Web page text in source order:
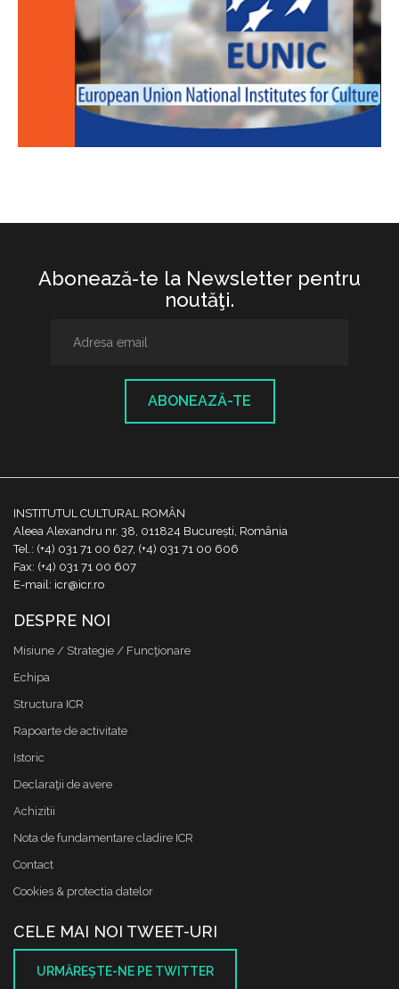
Abonează-te la Newsletter pentru
noutăţi.
ABONEAZĂ-TE
INSTITUTUL CULTURAL ROMÂN
Aleea Alexandru nr. 38, 011824 București, România
Tel.: (+4) 031 71 00 627, (+4) 031 71 00 606
Fax: (+4) 031 71 00 607
E-mail: icr@icr.ro
DESPRE NOI
Misiune / Strategie / Funcţionare
Echipa
Structura ICR
Rapoarte de activitate
Istoric
Declaraţii de avere
Achizitii
Nota de fundamentare cladire ICR
Contact
Cookies & protectia datelor
CELE MAI NOI TWEET-URI
URMĂREŞTE-NE PE TWITTER